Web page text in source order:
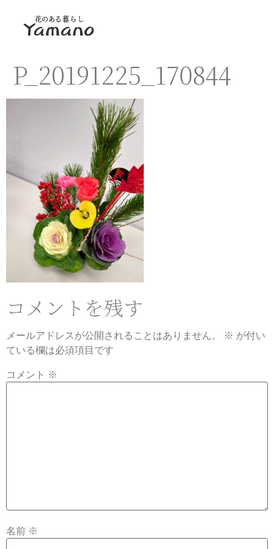
P_20191225_170844
コメントを残す
メールアドレスが公開されることはありません。 ※ が付い
ている欄は必須項目です
コメント ※
名前 ※